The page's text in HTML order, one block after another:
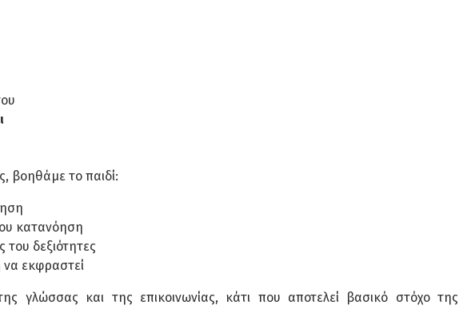
βοηθάμε το παιδί:
κατανόηση
του δεξιότητες
να εκφραστεί
γλώσσας και της επικοινωνίας, κάτι που αποτελεί βασικό στόχο της